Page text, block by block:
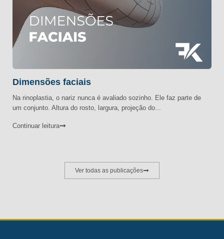
Dimensões faciais
Na rinoplastia, o nariz nunca é avaliado sozinho. Ele faz parte de
um conjunto. Altura do rosto, largura, projeção do...
Continuar leitura
Ver todas as publicações